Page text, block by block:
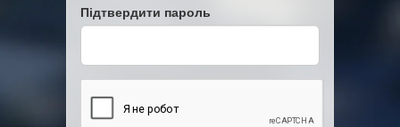
Підтвердити пароль